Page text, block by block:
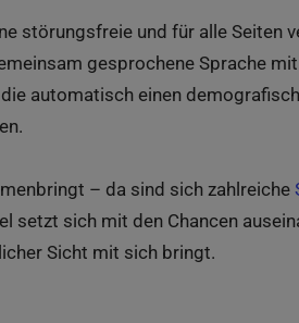
störungsfreie und für alle Seiten
gesprochene Sprache
automatisch einen
– da sind sich zahlreiche
setzt sich mit den Chancen
Sicht mit sich bringt.